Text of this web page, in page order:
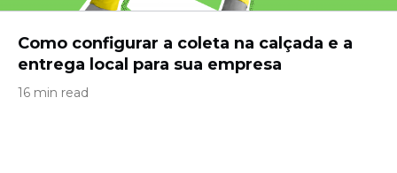
Como configurar a coleta na calçada e a
entrega local para sua empresa
16 min read